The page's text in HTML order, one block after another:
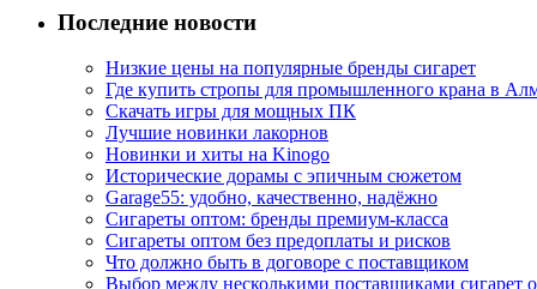
Последние новости
Низкие цены на популярные бренды сигарет
Где купить стропы для промышленного крана в
Скачать игры для мощных ПК
Лучшие новинки лакорнов
Новинки и хиты на Kinogo
Исторические дорамы с эпичным сюжетом
Garage55: удобно, качественно, надёжно
Сигареты оптом: бренды премиум-класса
Сигареты оптом без предоплаты и рисков
Что должно быть в договоре с поставщиком
Выбор между несколькими поставщиками сигарет